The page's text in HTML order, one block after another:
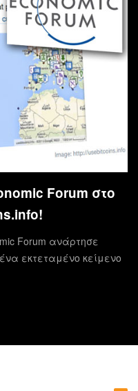
Forum στο
Forum ανάρτησε
ένα εκτεταμένο κείμενο